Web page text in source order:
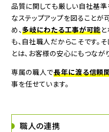
品質に関しても厳しい自社基
なステップアップを図ること
め、多岐にわたる工事が可能
も、自社職人だからこそです。
とは、お客様の安心にもつなが
専属の職人で長年に渡る信頼
事を任せています。
職人の連携